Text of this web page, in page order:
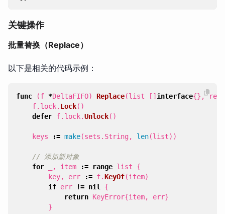
关键操作
批量替换（Replace）
以下是相关的代码示例：
func (f *DeltaFIFO) Replace(list [] interface{},
f. lock. Lock()
defer f. lock.Unlock()
keys := make(sets . String, len(list))
// 添加新对象
for
, item := range list
{
key, err := f.KeyOf(item)
if err != nil
{
return KeyError{item, err}
}